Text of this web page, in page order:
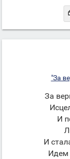
"За
За
И
И
Идем